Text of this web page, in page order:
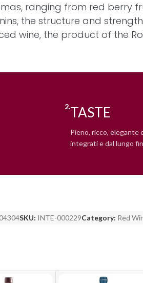
ranging from red berry
the structure and
wine, the product of the
2.TASTE
Pieno, ricco, elegante
integrati e dal lungo
SKU: INTE-000229Category: Red